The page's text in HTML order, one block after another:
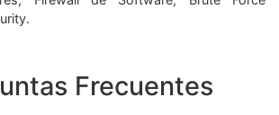
Frecuentes